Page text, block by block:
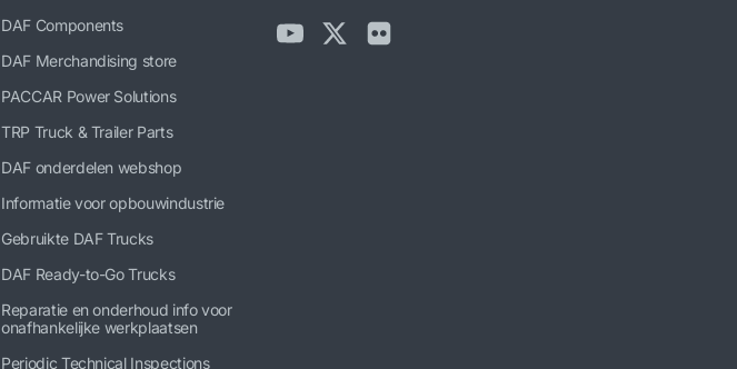
DAF Components
DAF Merchandising store
PACCAR Power Solutions
TRP Truck & Trailer Parts
DAF onderdelen webshop
Informatie voor opbouwindustrie
Gebruikte DAF Trucks
DAF Ready-to-Go Trucks
Reparatie en onderhoud info voor
onafhankelijke werkplaatsen
Periodic Technical Inspections